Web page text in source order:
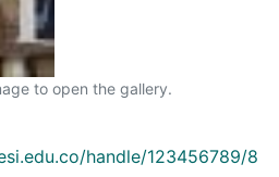
to open the gallery.
handle/123456789/8